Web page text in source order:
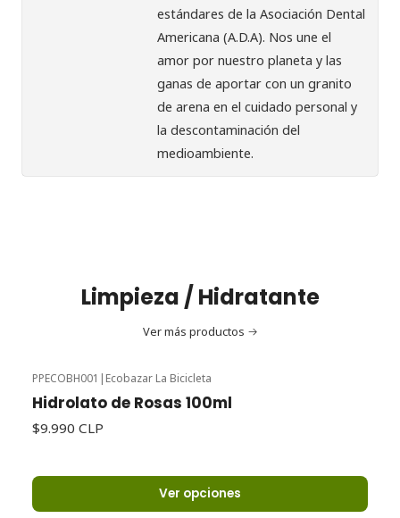
estándares de la Asociación Dental
Americana (A.D.A). Nos une el
amor por nuestro planeta y las
ganas de aportar con un granito
de arena en el cuidado personal y
la descontaminación del
medioambiente.
Limpieza / Hidratante
Ver más productos
PPECOBH001 | Ecobazar La Bicicleta
Hidrolato de Rosas 100ml
$9.990 CLP
Ver opciones